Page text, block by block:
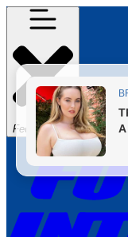
Fechar Menu